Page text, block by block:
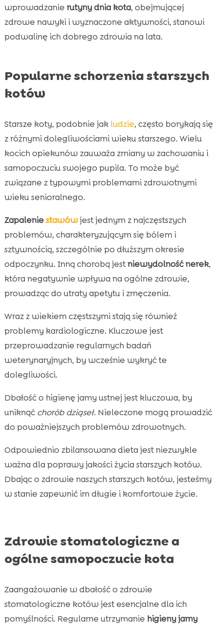
wprowadzanie rutyny dnia kota, obejmującej
zdrowe nawyki i wyznaczone aktywności, stanowi
podwalinę ich dobrego zdrowia na lata.
Popularne schorzenia starszych
kotów
Starsze koty, podobnie jak ludzie, często borykają się
z różnymi dolegliwościami wieku starszego. Wielu
kocich opiekunów zauważa zmiany w zachowaniu i
samopoczuciu swojego pupila. To może być
związane z typowymi problemami zdrowotnymi
wieku senioralnego.
Zapaleniestawówjest jednym z najczęstszych
problemów, charakteryzującym się bólem i
sztywnością, szczególnie po dłuższym okresie
odpoczynku. Inną chorobą jestniewydolność nerek,
która negatywnie wpływa na ogólne zdrowie,
prowadząc do utraty apetytu i zmęczenia.
Wraz z wiekiem częstszymi stają się również
problemy kardiologiczne. Kluczowe jest
przeprowadzanie regularnych badań
weterynaryjnych, by wcześnie wykryć te
dolegliwości.
Dbałość o higienę jamy ustnej jest kluczowa, by
uniknąć chorób dziąseł. Nieleczone mogą prowadzić
do poważniejszych problemów zdrowotnych.
Odpowiednio zbilansowana dieta jest niezwykle
ważna dla poprawy jakości życia starszych kotów.
Dbając o zdrowie naszych starszych kotów, jesteśmy
w stanie zapewnić im długie i komfortowe życie.
Zdrowie stomatologiczne a
ogólne samopoczucie kota
Zaangażowanie w dbałość o zdrowie
stomatologiczne kotów jest esencjalne dla ich
pomyślności. Regularne utrzymanie higieny jamy